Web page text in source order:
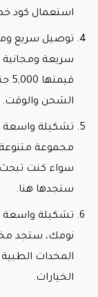
استعمال كود
توصيل سريع
سريعة
الشحن والوقت.
تشكيلة واسعة
مجموعة متنوعة
سواء كنت تبحث
ستجدها هنا.
تشكيلة واسعة
نومك، ستجد
المخدات
الخيارات.